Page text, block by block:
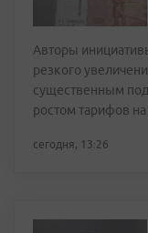
Авторы
резкого
существенным
ростом тарифов
сегодня, 13:26